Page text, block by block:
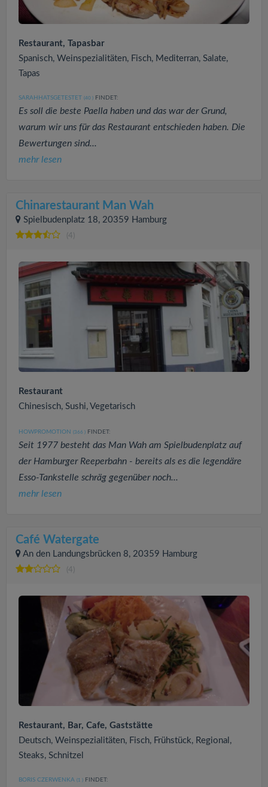
Restaurant, Tapasbar
Spanisch, Weinspezialitäten, Fisch, Mediterran, Salate,
Tapas
SARAHHATSGETESTET (40 ) FINDET:
Es soll die beste Paella haben und das war der Grund,
warum wir uns für das Restaurant entschieden haben. Die
Bewertungen sind...
mehr lesen
Chinarestaurant Man Wah
Spielbudenplatz 18, 20359 Hamburg
(4)
Restaurant
Chinesisch, Sushi, Vegetarisch
HOWPROMOTION (366 ) FINDET:
Seit 1977 besteht das Man Wah am Spielbudenplatz auf
der Hamburger Reeperbahn - bereits als es die legendäre
Esso-Tankstelle schräg gegenüber noch...
mehr lesen
Café Watergate
An den Landungsbrücken 8, 20359 Hamburg
(4)
Restaurant, Bar, Cafe, Gaststätte
Deutsch, Weinspezialitäten, Fisch, Frühstück, Regional,
Steaks, Schnitzel
BORIS CZERWENKA (1 ) FINDET: